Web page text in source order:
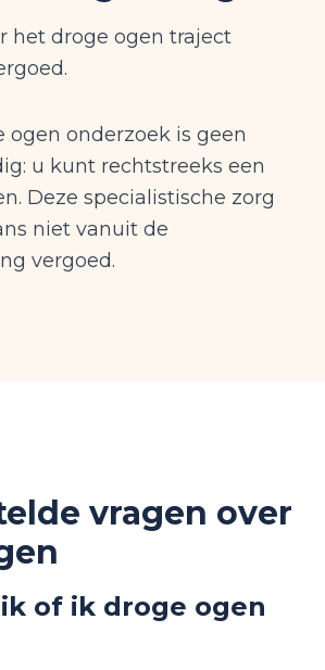
het droge ogen traject
ogen onderzoek is geen
u kunt rechtstreeks een
Deze specialistische zorg
niet vanuit de
vergoed.
vragen over
of ik droge ogen